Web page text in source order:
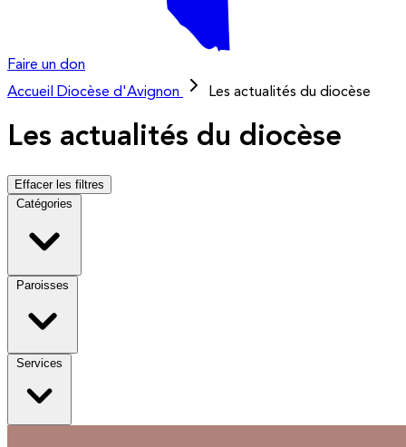
Faire un don
Accueil
Diocèse d'Avignon Les actualités du diocèse
Les actualités du diocèse
Effacer les filtres
Catégories
Paroisses
Services